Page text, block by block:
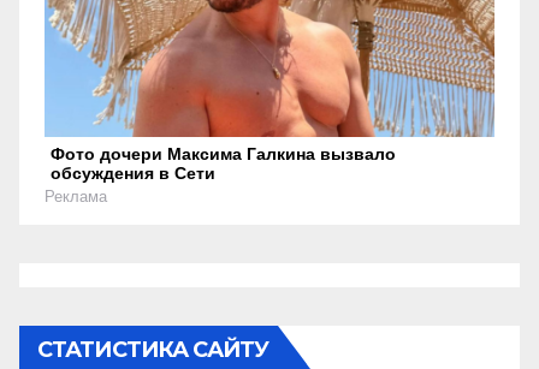
Фото дочери Максима Галкина вызвало
обсуждения в Сети
Реклама
СТАТИСТИКА САЙТУ